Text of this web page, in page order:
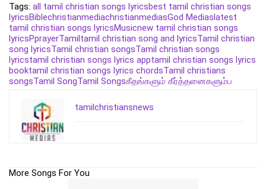
Tags: all tamil christian songs lyricsbest tamil christian songs
lyricsBiblechristianmediachristianmediasGod Mediaslatest
tamil christian songs lyricsMusicnew tamil christian songs
lyricsPprayerTamiltamil christian song and lyricsTamil christian
song lyricsTamil christian songsTamil christian songs
lyricstamil christian songs lyrics apptamil christian songs lyrics
booktamil christian songs lyrics chordsTamil christians
songsTamil SongTamil Songsகீதங்களும் கீர்த்தனைகளும்ப
tamilchristiansnews
More Songs For You